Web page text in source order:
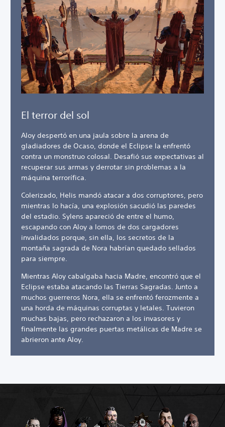
El terror del sol
Aloy despertó en una jaula sobre la arena de
gladiadores de Ocaso, donde el Eclipse la enfrentó
contra un monstruo colosal. Desafió sus expectativas al
recuperar sus armas y derrotar sin problemas a la
máquina terrorífica.
Colerizado, Helis mandó atacar a dos corruptores, pero
mientras lo hacía, una explosión sacudió las paredes
del estadio. Sylens apareció de entre el humo,
escapando con Aloy a lomos de dos cargadores
invalidados porque, sin ella, los secretos de la
montaña sagrada de Nora habrían quedado sellados
para siempre.
Mientras Aloy cabalgaba hacia Madre, encontró que el
Eclipse estaba atacando las Tierras Sagradas. Junto a
muchos guerreros Nora, ella se enfrentó ferozmente a
una horda de máquinas corruptas y letales. Tuvieron
muchas bajas, pero rechazaron a los invasores y
finalmente las grandes puertas metálicas de Madre se
abrieron ante Aloy.